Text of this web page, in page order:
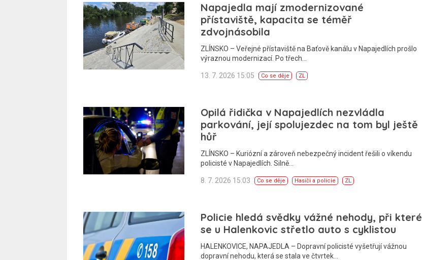
Napajedla mají zmodernizované
přístaviště, kapacita se téměř
zdvojnásobila
ZLÍNSKO – Veřejné přístaviště na Baťově kanálu v Napajedlích prošlo
výraznou modernizací. Po třech…
13. 7. 2026 15:05 Co se děje ZL
Opilá řidička v Napajedlích nezvládla
parkování, její spolujezdec na tom byl ještě
hůř
ZLÍNSKO – Kuriózní a zároveň nebezpečný incident řešili o víkendu
policisté v Napajedlích. Silně…
8. 7. 2026 15:03 Co se děje Hasiči a policie ZL
Policie hledá svědky vážné nehody, při které
se u Halenkovic střetlo auto s cyklistou
HALENKOVICE, NAPAJEDLA – Dopravní policisté vyšetřují vážnou
dopravní nehodu, která se stala ve čtvrtek…